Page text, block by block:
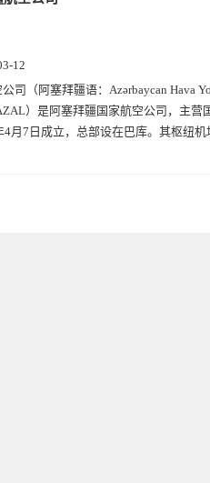
12
司（阿塞拜疆语：Azərbaycan Hava
）是阿塞拜疆国家航空公司，主营
4月7日成立，总部设在巴库。其枢纽